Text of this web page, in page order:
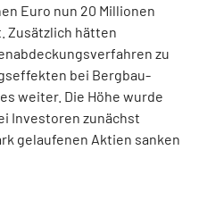
Euro nun 20 Millionen
Zusätzlich hätten
zu
bei Bergbau-
weiter. Die Höhe wurde
Investoren zunächst
gelaufenen Aktien sanken